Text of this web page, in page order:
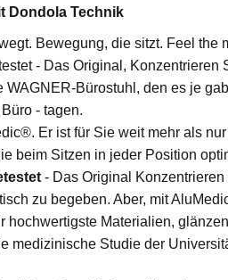
Dondola Technik
Bewegung, die sitzt. Feel
- Das Original,
WAGNER-Bürostuhl, den es je
- tagen.
Er ist für Sie weit mehr als
beim Sitzen in jeder Position
- Das Original
zu begeben. Aber, mit
hochwertigste Materialien,
medizinische Studie der